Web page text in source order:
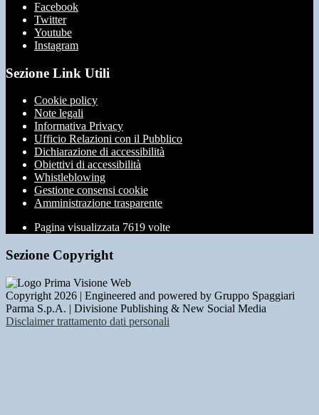
Facebook
Twitter
Youtube
Instagram
Sezione Link Utili
Cookie policy
Note legali
Informativa Privacy
Ufficio Relazioni con il Pubblico
Dichiarazione di accessibilità
Obiettivi di accessibilità
Whistleblowing
Gestione consensi cookie
Amministrazione trasparente
Pagina visualizzata 7619 volte
Sezione Copyright
Copyright 2026 | Engineered and powered by Gruppo Spaggiari
Parma S.p.A. | Divisione Publishing & New Social Media
Disclaimer trattamento dati personali